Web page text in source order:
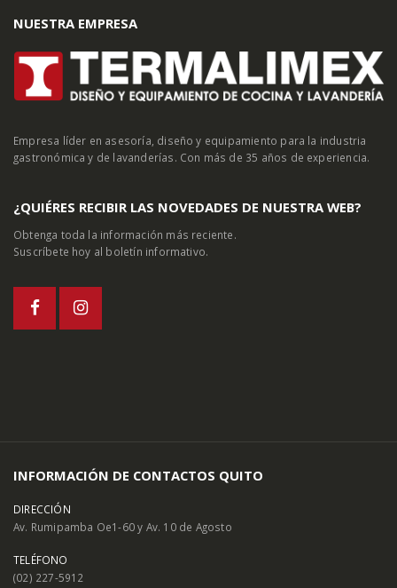
NUESTRA EMPRESA
Empresa líder en asesoría, diseño y equipamiento para la industria
gastronómica y de lavanderías. Con más de 35 años de experiencia.
¿QUIÉRES RECIBIR LAS NOVEDADES DE NUESTRA WEB?
Obtenga toda la información más reciente.
Suscríbete hoy al boletín informativo.
INFORMACIÓN DE CONTACTOS QUITO
DIRECCIÓN
Av. Rumipamba Oe1-60 y Av. 10 de Agosto
TELÉFONO
(02) 227-5912